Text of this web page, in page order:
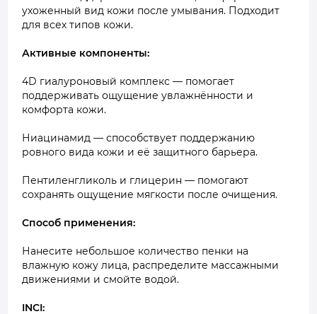
ухоженный вид кожи после умывания. Подходит
для всех типов кожи.
Активные компоненты:
4D гиалуроновый комплекс — помогает
поддерживать ощущение увлажнённости и
комфорта кожи.
Ниацинамид — способствует поддержанию
ровного вида кожи и её защитного барьера.
Пентиленгликоль и глицерин — помогают
сохранять ощущение мягкости после очищения.
Способ применения:
Нанесите небольшое количество пенки на
влажную кожу лица, распределите массажными
движениями и смойте водой.
INCI: